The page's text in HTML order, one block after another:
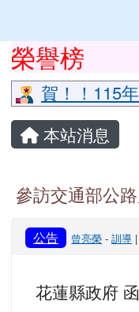
上中區域內容
榮譽榜
賀！！115
主內容區域
本站消息
參訪交通部公
公告 曾亮榮 -訓導
花蓮縣政府 函
頁尾區域